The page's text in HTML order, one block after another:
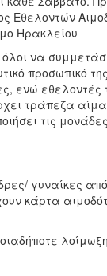
Εθελοντών
Ηρακλείου
να
προσωπικό
ενώ
τράπεζα
τις
γυναίκες
κάρτα